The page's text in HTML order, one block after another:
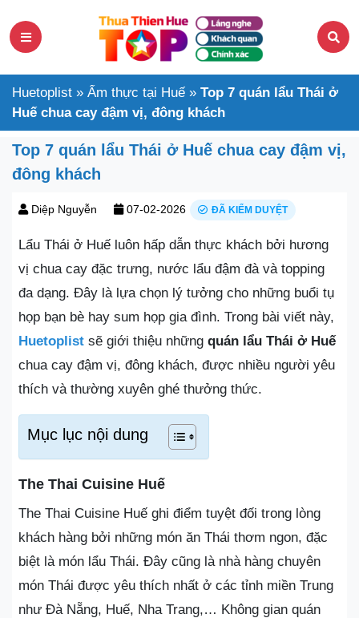
Huetoplist » Ẩm thực tại Huế » Top 7 quán lẩu Thái ở
Huế chua cay đậm vị, đông khách
Top 7 quán lẩu Thái ở Huế chua cay đậm vị,
đông khách
Diệp Nguyễn 07-02-2026 ĐÃ KIỂM DUYỆT
Lẩu Thái ở Huế luôn hấp dẫn thực khách bởi hương
vị chua cay đặc trưng, nước lẩu đậm đà và topping
đa dạng. Đây là lựa chọn lý tưởng cho những buổi tụ
họp bạn bè hay sum họp gia đình. Trong bài viết này,
Huetoplist sẽ giới thiệu những quán lẩu Thái ở Huế
chua cay đậm vị, đông khách, được nhiều người yêu
thích và thường xuyên ghé thưởng thức.
Mục lục nội dung
The Thai Cuisine Huế
The Thai Cuisine Huế ghi điểm tuyệt đối trong lòng
khách hàng bởi những món ăn Thái thơm ngon, đặc
biệt là món lẩu Thái. Đây cũng là nhà hàng chuyên
món Thái được yêu thích nhất ở các tỉnh miền Trung
như Đà Nẵng, Huế, Nha Trang,… Không gian quán